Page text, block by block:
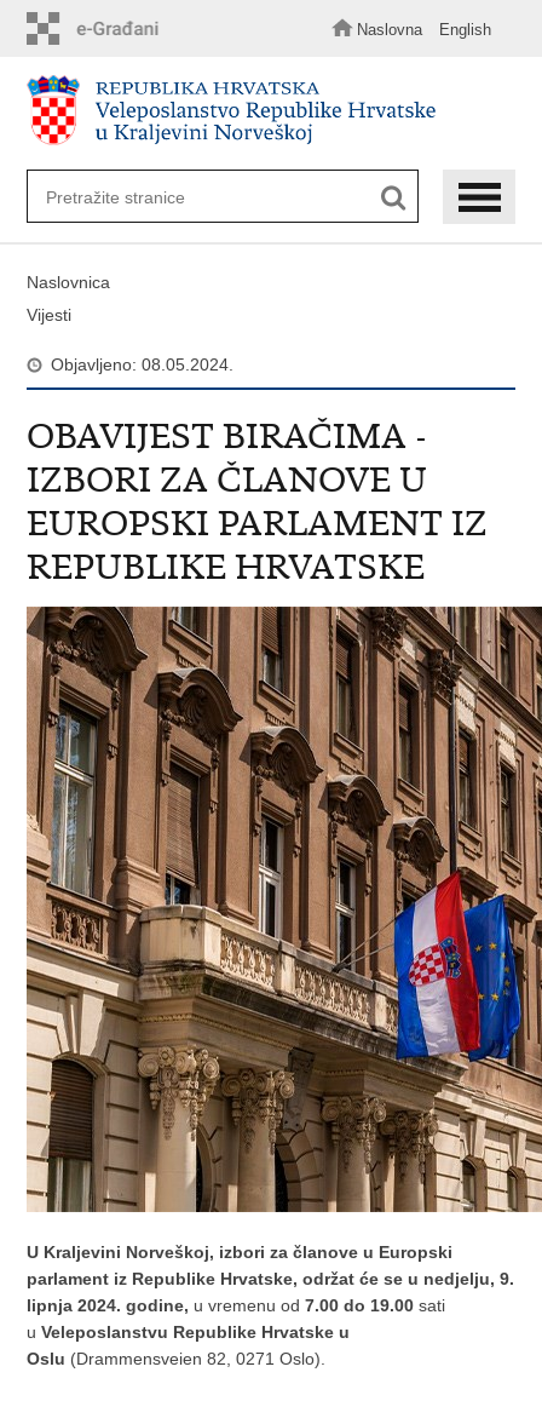
sadržaj
Naslovna English
Naslovnica
Vijesti
Objavljeno: 08.05.2024.
OBAVIJEST BIRAČIMA -
IZBORI ZA ČLANOVE U
EUROPSKI PARLAMENT IZ
REPUBLIKE HRVATSKE
U Kraljevini Norveškoj, izbori za članove u Europski
parlament iz Republike Hrvatske, održat će se u nedjelju, 9.
lipnja 2024. godine, u vremenu od 7.00 do 19.00sati
uVeleposlanstvu Republike Hrvatske u
Oslu (Drammensveien 82, 0271 Oslo).